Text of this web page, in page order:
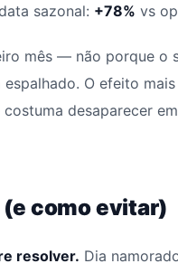
sazonal: +78% vs
mês — não porque o
O efeito
desaparecer
como evitar)
resolver. Dia